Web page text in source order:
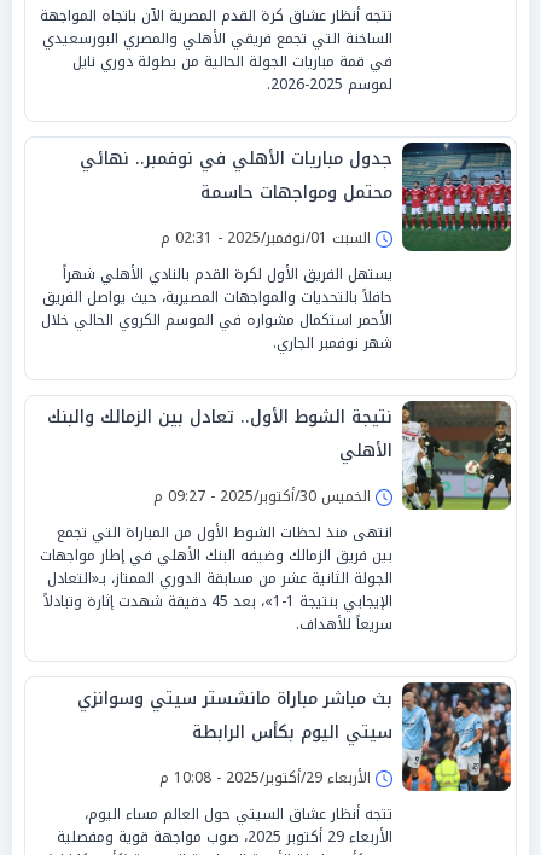
تتجه أنظار عشاق كرة القدم المصرية الآن باتجاه المواجهة
الساخنة التي تجمع فريقي الأهلي والمصري البورسعيدي
في قمة مباريات الجولة الحالية من بطولة دوري نايل
لموسم 2025-2026.
جدول مباريات الأهلي في نوفمبر.. نهائي
محتمل ومواجهات حاسمة
السبت 01/نوفمبر/2025 - 02:31 م
يستهل الفريق الأول لكرة القدم بالنادي الأهلي شهراً
حافلاً بالتحديات والمواجهات المصيرية، حيث يواصل الفريق
الأحمر استكمال مشواره في الموسم الكروي الحالي خلال
شهر نوفمبر الجاري.
نتيجة الشوط الأول.. تعادل بين الزمالك والبنك
الأهلي
الخميس 30/أكتوبر/2025 - 09:27 م
انتهى منذ لحظات الشوط الأول من المباراة التي تجمع
بين فريق الزمالك وضيفه البنك الأهلي في إطار مواجهات
الجولة الثانية عشر من مسابقة الدوري الممتاز، بـ«التعادل
الإيجابي بنتيجة 1-1»، بعد 45 دقيقة شهدت إثارة وتبادلاً
سريعاً للأهداف.
بث مباشر مباراة مانشستر سيتي وسوانزي
سيتي اليوم بكأس الرابطة
الأربعاء 29/أكتوبر/2025 - 10:08 م
تتجه أنظار عشاق السيتي حول العالم مساء اليوم،
الأربعاء 29 أكتوبر 2025، صوب مواجهة قوية ومفصلية